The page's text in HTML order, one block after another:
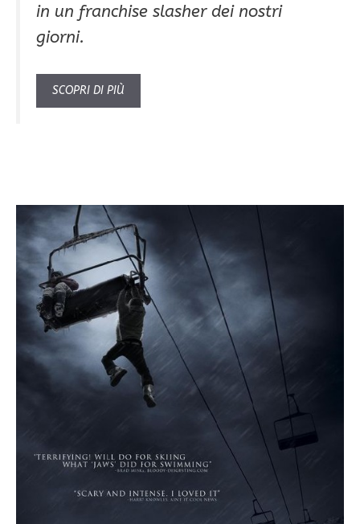
in un franchise slasher dei nostri
giorni.
SCOPRI DI PIÙ